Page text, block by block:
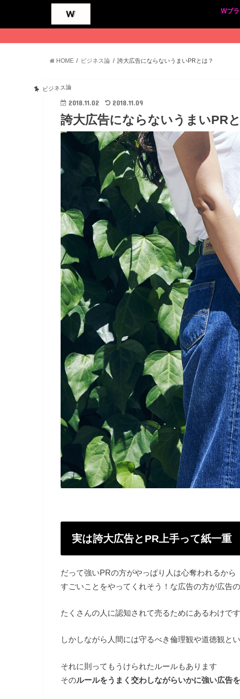
Wブ
プラ
特定商
HOME ビジネス論 誇大広告にならないうまいPRとは？
ビジネス論
2018.11.02 2018.11.09
誇大広告にならないうまいPR
実は誇大広告とPR上手って紙一重
だって強いPRの方がやっぱり人は心奪われるから
すごいことをやってくれそう！な広告の方が広告
たくさんの人に認知されて売るためにあるわけで
しかしながら人間には守るべき倫理観や道徳観と
それに則ってもうけられたルールもあります
そのルールをうまく交わしながらいかに強い広告